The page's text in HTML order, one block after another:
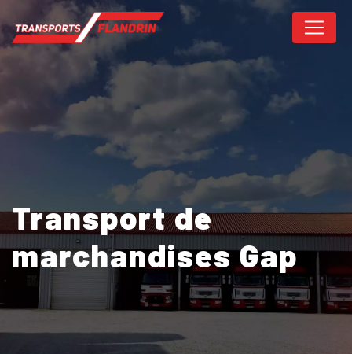
Transport de
marchandises Gap
Panneau de gestion des cookies